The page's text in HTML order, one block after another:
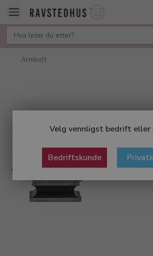
Velg vennligst bedrift eller
Bedriftskunde
Armbolt